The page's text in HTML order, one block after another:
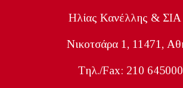
Ηλίας Κανέλλης &
Nικοτσάρα 1, 11471,
Tηλ./Fax: 210